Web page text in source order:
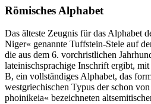
Römisches Alphabet
Das älteste Zeugnis für das Alphabet
Niger« genannte Tuffstein-Stele auf
die aus dem 6. vorchristlichen
lateinischsprachige Inschrift ergibt, mit
B, ein vollständiges Alphabet, das
westgriechischen Typus der schon
phoinikeia« bezeichneten